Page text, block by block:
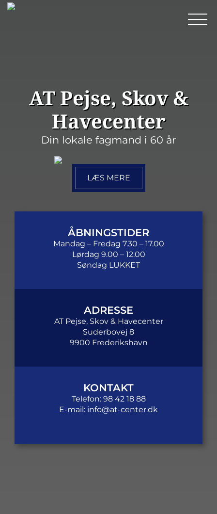
AT Pejse, Skov &
Havecenter
Din lokale fagmand i 60 år
LÆS MERE
ÅBNINGSTIDER
Mandag – Fredag 7.30 – 17.00
Lørdag 9.00 – 12.00
Søndag LUKKET
ADRESSE
AT Pejse, Skov & Havecenter
Suderbovej 8
9900 Frederikshavn
KONTAKT
Telefon: 98 42 18 88
E-mail: info@at-center.dk